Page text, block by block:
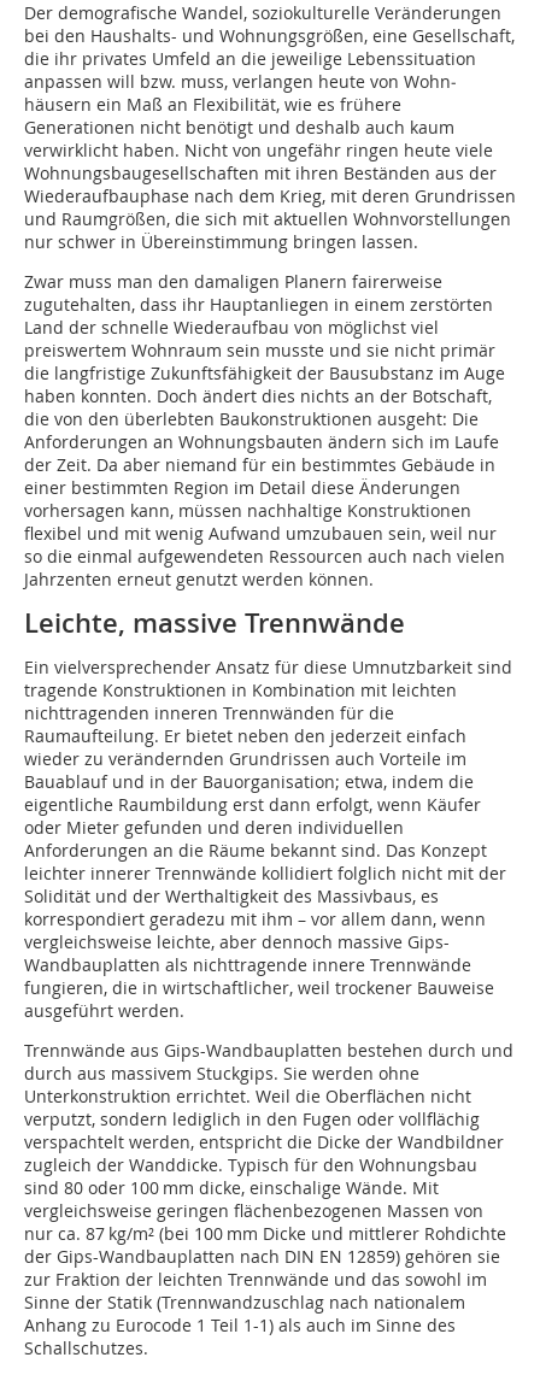
Der demografische Wandel, soziokulturelle Veränderungen
bei den Haushalts- und Wohnungsgrößen, eine Gesellschaft,
die ihr privates Umfeld an die jeweilige Lebenssituation
anpassen will bzw. muss, verlangen heute von Wohn­
häusern ein Maß an Flexibilität, wie es frühere
Generationen nicht benötigt und deshalb auch kaum
verwirklicht haben. Nicht von ungefähr ringen heute viele
Wohnungsbaugesellschaften mit ihren Beständen aus der
Wiederaufbauphase nach dem Krieg, mit deren Grundrissen
und Raumgrößen, die sich mit aktuellen Wohnvorstellungen
nur schwer in Übereinstimmung bringen lassen.
Zwar muss man den damaligen Planern fairerweise
zugutehalten, dass ihr Hauptanliegen in einem zerstörten
Land der schnelle Wiederaufbau von möglichst viel
preiswertem Wohnraum sein musste und sie nicht primär
die langfristige Zukunftsfähigkeit der Bausubstanz im Auge
haben konnten. Doch ändert dies nichts an der Botschaft,
die von den überlebten Baukonstruktionen ausgeht: Die
Anforderungen an Wohnungsbauten ändern sich im Laufe
der Zeit. Da aber niemand für ein bestimmtes Gebäude in
einer bestimmten Region im Detail diese Änderungen
vorhersagen kann, müssen nachhaltige Konstruktionen
flexibel und mit wenig Aufwand umzubauen sein, weil nur
so die einmal aufgewendeten Ressourcen auch nach vielen
Jahrzenten erneut genutzt werden können.
Leichte, massive Trennwände
Ein vielversprechender Ansatz für diese Umnutzbarkeit sind
tragende Konstruktionen in Kombination mit leichten
nichttragenden inneren Trennwänden für die
Raumaufteilung. Er bietet neben den jederzeit einfach
wieder zu verändernden Grundrissen auch Vorteile im
Bauablauf und in der Bauorganisation; etwa, indem die
eigentliche Raumbildung erst dann erfolgt, wenn Käufer
oder Mieter gefunden und deren individuellen
Anforderungen an die Räume bekannt sind. Das Konzept
leichter innerer Trennwände kollidiert folglich nicht mit der
Solidität und der Werthaltigkeit des Massivbaus, es
korrespondiert geradezu mit ihm – vor allem dann, wenn
vergleichsweise leichte, aber dennoch massive Gips-
Wandbauplatten als nichttragende innere Trennwände
fungieren, die in wirtschaftlicher, weil trockener Bauweise
ausgeführt werden.
Trennwände aus Gips-Wandbauplatten bestehen durch und
durch aus massivem Stuckgips. Sie werden ohne
Unterkonstruktion errichtet. Weil die Oberflächen nicht
verputzt, sondern lediglich in den Fugen oder vollflächig
verspachtelt werden, entspricht die Dicke der Wandbildner
zugleich der Wanddicke. Typisch für den Wohnungsbau
sind 80 oder 100 mm dicke, einschalige Wände. Mit
vergleichsweise geringen flächenbezogenen Massen von
nur ca. 87 kg/m² (bei 100 mm Dicke und mittlerer Rohdichte
der Gips-Wand­bauplatten nach DIN EN 12859) gehören sie
zur Fraktion der leichten Trennwände und das sowohl im
Sinne der Statik (Trennwandzuschlag nach nationalem
Anhang zu Eurocode 1 Teil 1-1) als auch im Sinne des
Schallschutzes.